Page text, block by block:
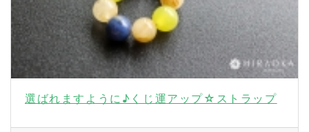
選ばれますように♪くじ運アップ☆ストラップ